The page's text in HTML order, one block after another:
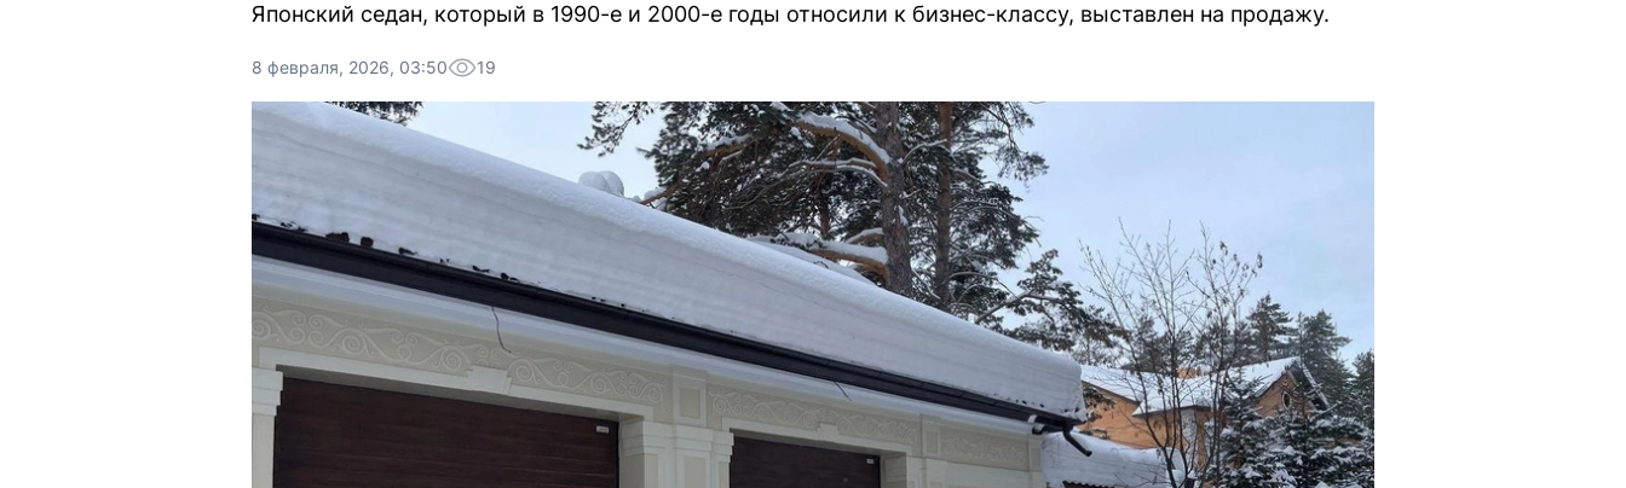
Японский седан, который в 1990-е и 2000-е годы относили к бизнес-классу, выставлен на продажу.
8 февраля, 2026, 03:50 19